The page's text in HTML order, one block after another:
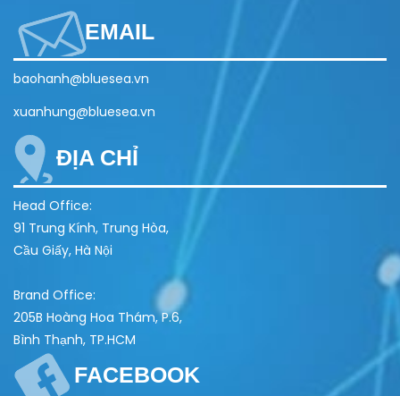
EMAIL
baohanh@bluesea.vn
xuanhung@bluesea.vn
ĐỊA CHỈ
Head Office:
91 Trung Kính, Trung Hòa,
Cầu Giấy, Hà Nội
Brand Office:
205B Hoàng Hoa Thám, P.6,
Bình Thạnh, TP.HCM
FACEBOOK